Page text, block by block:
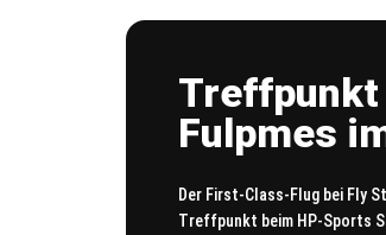
Treffpunkt
Fulpmes
Der First-Class-Flug bei Fly
Treffpunkt beim HP-Sports